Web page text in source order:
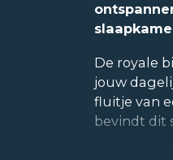
De royale
jouw
fluitje van
bevindt dit